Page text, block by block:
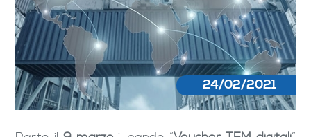
24/02/2021